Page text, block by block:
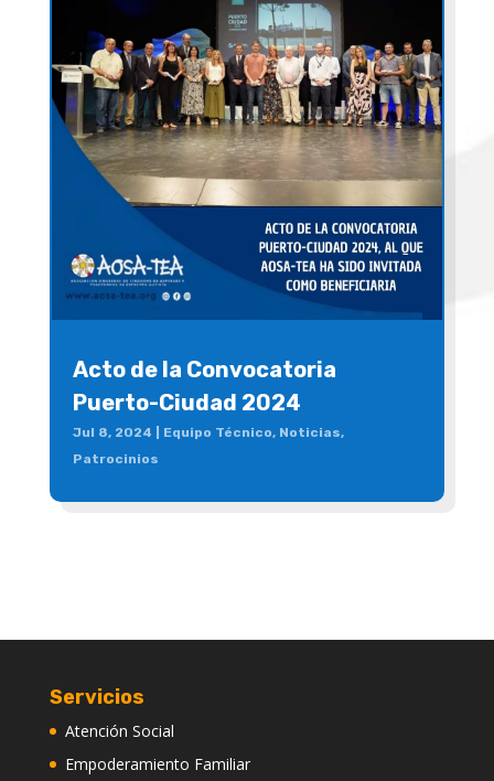
Acto de la Convocatoria
Puerto-Ciudad 2024
Jul 8, 2024 Equipo Técnico, Noticias,
Patrocinios
Servicios
Atención Social
Empoderamiento Familiar